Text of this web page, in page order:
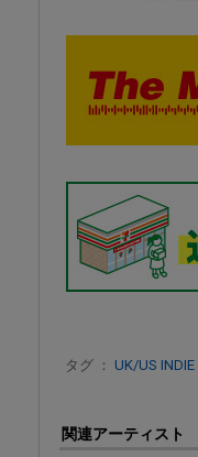
タグ ： UK/US INDIE
関連アーティスト